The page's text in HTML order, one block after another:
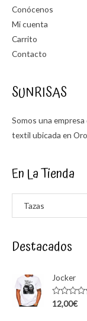
Conócenos
Mi cuenta
Carrito
Contacto
SUNRISAS
Somos una
textil ubicada en
En La Tienda
Tazas
Destacados
Jocker
Rated
12,00€